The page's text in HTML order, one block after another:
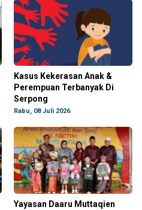
Kasus Kekerasan Anak &
Perempuan Terbanyak Di
Serpong
Rabu, 08 Juli 2026
Yayasan Daaru Muttaqien